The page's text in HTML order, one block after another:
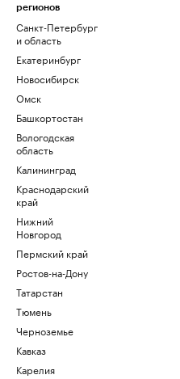
регионов
Санкт-Петербург
и область
Екатеринбург
Новосибирск
Омск
Башкортостан
Вологодская
область
Калининград
Краснодарский
край
Нижний
Новгород
Пермский край
Ростов-на-Дону
Татарстан
Тюмень
Черноземье
Кавказ
Карелия